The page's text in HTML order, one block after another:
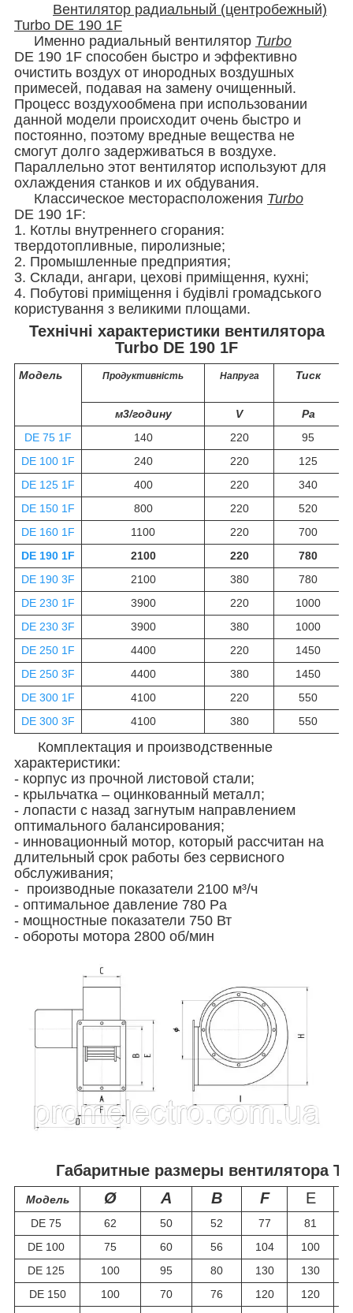
Вентилятор радиальный (центробежный)
Turbo DE 190 1F
Именно радиальный вентилятор Turbo
DE 190 1F способен быстро и эффективно
очистить воздух от инородных воздушных
примесей, подавая на замену очищенный.
Процесс воздухообмена при использовании
данной модели происходит очень быстро и
постоянно, поэтому вредные вещества не
смогут долго задерживаться в воздухе.
Параллельно этот вентилятор используют для
охлаждения станков и их обдувания.
Классическое месторасположения Turbo
DE 190 1F:
1. Котлы внутреннего сгорания:
твердотопливные, пиролизные;
2. Промышленные предприятия;
3. Склади, ангари, цехові приміщення, кухні;
4. Побутові приміщення і будівлі громадського
користування з великими площами.
Технічні характеристики вентилятора
Turbo DE 190 1F
Модель Продуктивність Напруга Тиск
м3/годину V
Pa
DE 75 1F
140 220
95
DE 100 1F
240 220
125
DE 125 1F
400 220
340
DE 150 1F
800 220
520
DE 160 1F
1100 220
700
DE 190 1F
2100 220
780
DE 190 3F
2100 380
780
DE 230 1F
3900 220
1000
DE 230 3F
3900 380
1000
DE 250 1F
4400 220
1450
DE 250 3F
4400 380
1450
DE 300 1F
4100 220
550
DE 300 3F
4100 380 550
Комплектация и производственные
характеристики:
- корпус из прочной листовой стали;
- крыльчатка – оцинкованный металл;
- лопасти с назад загнутым направлением
оптимального балансирования;
- инновационный мотор, который рассчитан на
длительный срок работы без сервисного
обслуживания;
- производные показатели 2100 м³/ч
- оптимальное давление 780 Pa
- мощностные показатели 750 Вт
- обороты мотора 2800 об/мин
Габаритные размеры вентилятора
Модель Ø A B F E
DE 75 62 50 52 77 81
DE 100
75 60 56 104 100
DE 125
100 95 80 130 130
DE 150
100 70 76 120 120